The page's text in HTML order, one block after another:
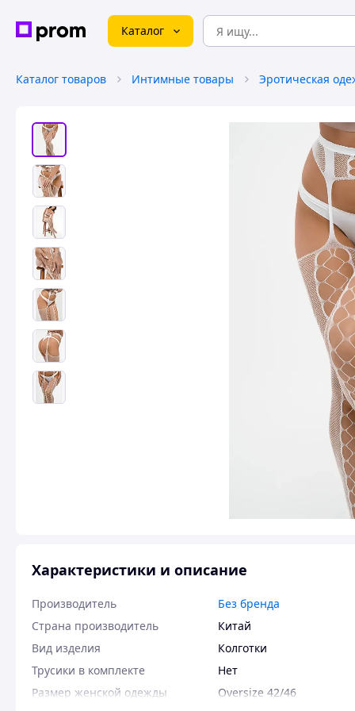
Каталог
Каталог товаров Интимные товары Эротическая
Характеристики и описание
Производитель
Без бренда
Страна производитель
Китай
Вид изделия
Колготки
Трусики в комплекте
Нет
Размер женской одежды
Oversize 42/46